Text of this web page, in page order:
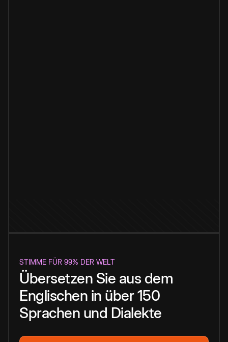
STIMME FÜR 99% DER WELT
Übersetzen Sie aus dem
Englischen in über 150
Sprachen und Dialekte